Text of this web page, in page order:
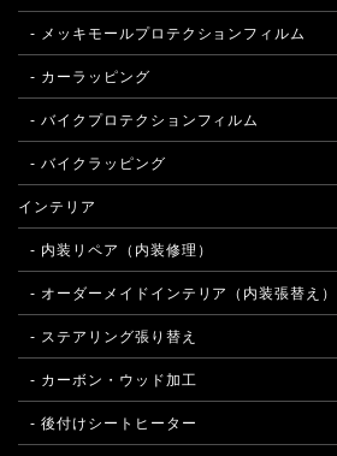
- メッキモールプロテクションフィルム
- カーラッピング
- バイクプロテクションフィルム
- バイクラッピング
インテリア
- 内装リペア（内装修理）
- オーダーメイドインテリア（内装張替え）
- ステアリング張り替え
- カーボン・ウッド加工
- 後付けシートヒーター